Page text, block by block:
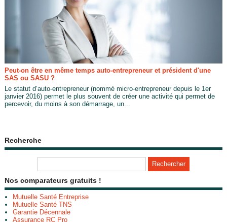
Peut-on être en même temps auto-entrepreneur et président d'une
SAS ou SASU ?
Le statut d’auto-entrepreneur (nommé micro-entrepreneur depuis le 1er
janvier 2016) permet le plus souvent de créer une activité qui permet de
percevoir, du moins à son démarrage, un...
Recherche
Nos comparateurs gratuits !
Mutuelle Santé Entreprise
Mutuelle Santé TNS
Garantie Décennale
Assurance RC Pro